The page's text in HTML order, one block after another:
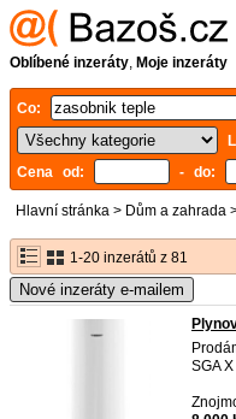
Oblíbené inzeráty, Moje inzeráty
Co:
Cena od:
- do:
Hlavní stránka > Dům a zahrada
1-20 inzerátů z 81
Nové inzeráty e-mailem
SGA